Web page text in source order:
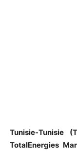
Tunisie-Tunisie
TotalEnergies